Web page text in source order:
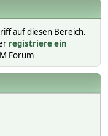
auf diesen Bereich.
registriere ein
Forum